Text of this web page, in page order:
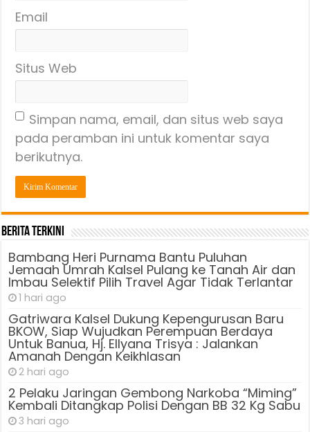
Email
Situs Web
Simpan nama, email, dan situs web saya
pada peramban ini untuk komentar saya
berikutnya.
Berita Terkini
Bambang Heri Purnama Bantu Puluhan
Jemaah Umrah Kalsel Pulang ke Tanah Air dan
Imbau Selektif Pilih Travel Agar Tidak Terlantar
1 hari ago
Gatriwara Kalsel Dukung Kepengurusan Baru
BKOW, Siap Wujudkan Perempuan Berdaya
Untuk Banua, Hj. Ellyana Trisya : Jalankan
Amanah Dengan Keikhlasan
2 hari ago
2 Pelaku Jaringan Gembong Narkoba “Miming”
Kembali Ditangkap Polisi Dengan BB 32 Kg Sabu
3 hari ago